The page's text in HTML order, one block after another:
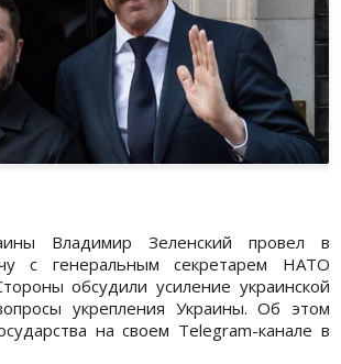
Владимир Зеленский провел в
с генеральным секретарем НАТО
обсудили усиление украинской
укрепления Украины. Об этом
на своем Telegram-канале в